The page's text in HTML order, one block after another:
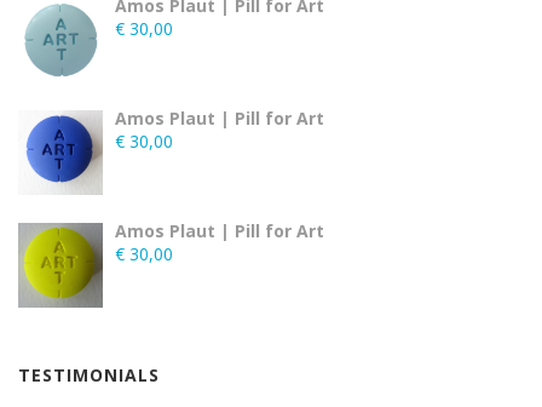
Amos Plaut | Pill for Art
€ 30,00
Amos Plaut | Pill for Art
€ 30,00
Amos Plaut | Pill for Art
€ 30,00
TESTIMONIALS